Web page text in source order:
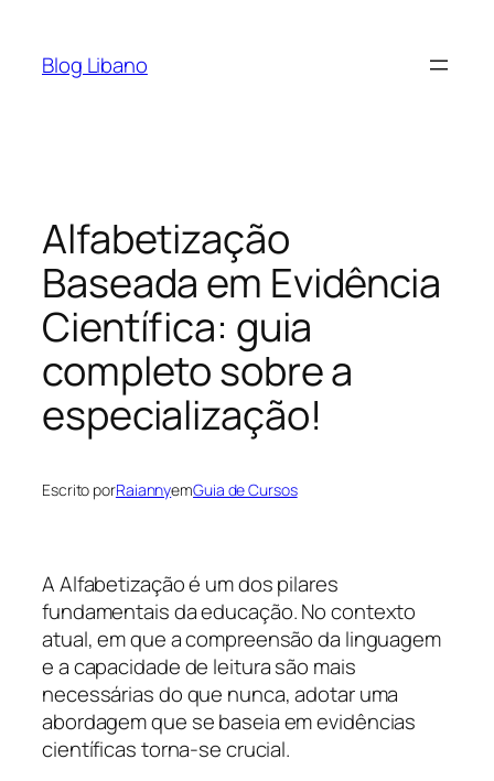
Blog Libano
Alfabetização
Baseada em Evidência
Científica: guia
completo sobre a
especialização!
Escrito porRaiannyemGuia de Cursos
A Alfabetização é um dos pilares
fundamentais da educação. No contexto
atual, em que a compreensão da linguagem
e a capacidade de leitura são mais
necessárias do que nunca, adotar uma
abordagem que se baseia em evidências
científicas torna-se crucial.